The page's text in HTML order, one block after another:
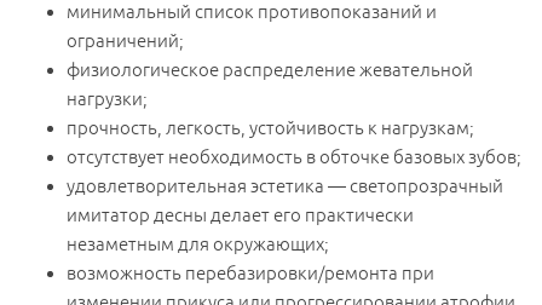
минимальный список противопоказаний и
ограничений;
физиологическое распределение жевательной
нагрузки;
прочность, легкость, устойчивость к нагрузкам;
отсутствует необходимость в обточке базовых зубов;
удовлетворительная эстетика — светопрозрачный
имитатор десны делает его практически
незаметным для окружающих;
возможность перебазировки/ремонта при